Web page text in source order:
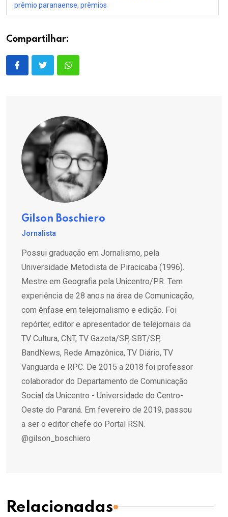
prêmio paranaense, prêmios
Compartilhar:
Gilson Boschiero
Jornalista
Possui graduação em Jornalismo, pela
Universidade Metodista de Piracicaba (1996).
Mestre em Geografia pela Unicentro/PR. Tem
experiência de 28 anos na área de Comunicação,
com ênfase em telejornalismo e edição. Foi
repórter, editor e apresentador de telejornais da
TV Cultura, CNT, TV Gazeta/SP, SBT/SP,
BandNews, Rede Amazônica, TV Diário, TV
Vanguarda e RPC. De 2015 a 2018 foi professor
colaborador do Departamento de Comunicação
Social da Unicentro - Universidade do Centro-
Oeste do Paraná. Em fevereiro de 2019, passou
a ser o editor chefe do Portal RSN.
@gilson_boschiero
Relacionadas